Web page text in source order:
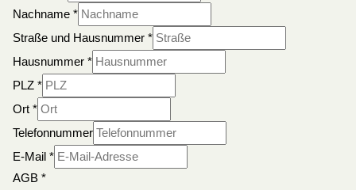
Nachname *
Straße und Hausnummer *
Hausnummer *
PLZ *
Ort *
Telefonnummer
E-Mail *
AGB *